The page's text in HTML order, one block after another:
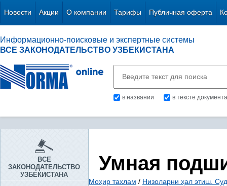
Новости Акции О компании Тарифы Публичная оферта
Информационно-поисковые и экспертные системы
ВСЕ ЗАКОНОДАТЕЛЬСТВО УЗБЕКИСТАНА
в названии в тексте документа
ВСЕ
ЗАКОНОДАТЕЛЬСТВО
УЗБЕКИСТАНА
Умная
Моҳир тахлам / Низоларни ҳал этиш.